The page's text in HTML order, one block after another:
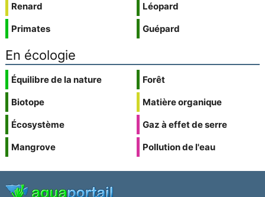
Renard
Primates
Léopard
Guépard
En écologie
Équilibre de la nature
Biotope
Écosystème
Mangrove
Forêt
Matière organique
Gaz à effet de serre
Pollution de l'eau